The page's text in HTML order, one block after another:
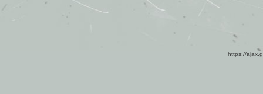
https://